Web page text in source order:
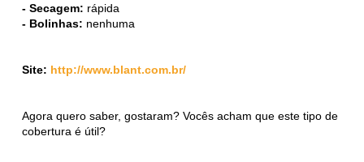
- Secagem: rápida
- Bolinhas: nenhuma
Site: http://www.blant.com.br/
Agora quero saber, gostaram? Vocês acham que este tipo de
cobertura é útil?